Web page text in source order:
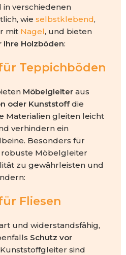
in verschiedenen
wie selbstklebend,
mit Nagel, und bieten
Ihre Holzböden:
Teppichböden
Möbelgleiter aus
oder Kunststoffdie
Materialien gleiten leicht
verhindern ein
Besonders für
Möbelgleiter
zu gewährleisten und
Fliesen
und widerstandsfähig,
Schutz vor
sind